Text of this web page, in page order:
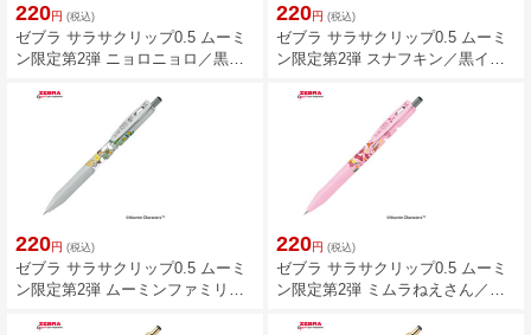
220円 (税込)
ゼブラ サラサクリップ0.5 ムーミ
ン限定第2弾 ニョロニョロ／黒イ
220円 (税込)
ゼブラ サラサクリップ0.5 ムーミ
ン限定第2弾 スナフキン／黒イン
220円 (税込)
ゼブラ サラサクリップ0.5 ムーミ
ン限定第2弾 ムーミンファミリー
220円 (税込)
ゼブラ サラサクリップ0.5 ムーミ
ン限定第2弾 ミムラねえさん／黒